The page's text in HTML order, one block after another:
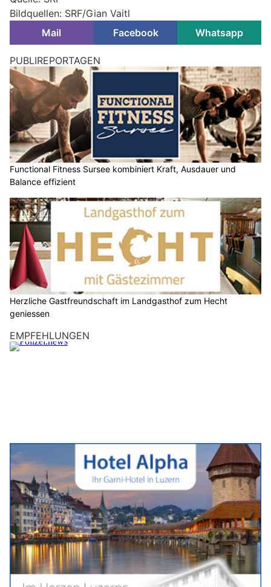
Bildquellen: SRF/Gian Vaitl
Mail
Facebook Whatsapp
PUBLIREPORTAGEN
Functional Fitness Sursee kombiniert Kraft, Ausdauer und
Balance effizient
Herzliche Gastfreundschaft im Landgasthof zum Hecht
geniessen
EMPFEHLUNGEN